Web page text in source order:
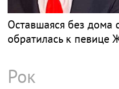
Оставшаяся без дома
обратилась к певице
Рок